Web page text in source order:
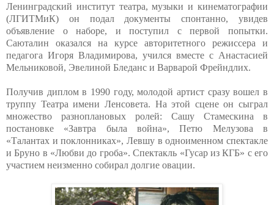
Ленинградский институт театра, музыки и кинематографии
(ЛГИТМиК) он подал документы спонтанно, увидев
объявление о наборе, и поступил с первой попытки.
Саюталин оказался на курсе авторитетного режиссера и
педагога Игоря Владимирова, учился вместе с Анастасией
Мельниковой, Эвелиной Бледанс и Варварой Фрейндлих.
Получив диплом в 1990 году, молодой артист сразу вошел в
труппу Театра имени Ленсовета. На этой сцене он сыграл
множество разноплановых ролей: Сашу Стамескина в
постановке «Завтра была война», Петю Мелузова в
«Талантах и поклонниках», Левшу в одноименном спектакле
и Бруно в «Любви до гроба». Спектакль «Гусар из КГБ» с его
участием неизменно собирал долгие овации.